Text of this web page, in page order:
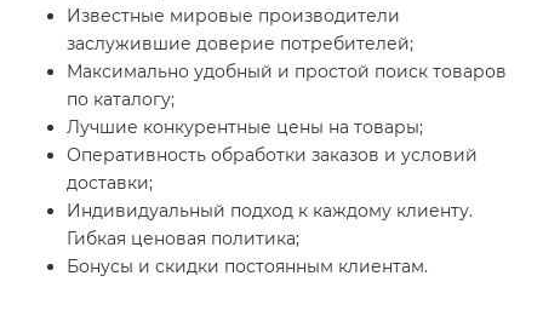
Известные мировые производители
заслужившие доверие потребителей;
Максимально удобный и простой поиск товаров
по каталогу;
Лучшие конкурентные цены на товары;
Оперативность обработки заказов и условий
доставки;
Индивидуальный подход к каждому клиенту.
Гибкая ценовая политика;
Бонусы и скидки постоянным клиентам.